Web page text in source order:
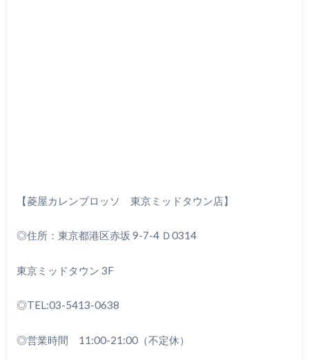
【菱屋カレンブロッソ 東京ミッドタウン店】
◎住所：東京都港区赤坂 9-7-4 Ｄ0314
東京ミッドタウン 3F
◎TEL:03-5413-0638
◎営業時間 11:00-21:00（不定休）